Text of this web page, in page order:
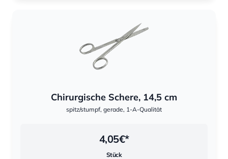
Chirurgische Schere, 14,5 cm
spitz/stumpf, gerade, 1-A-Qualität
4,05€*
Stück